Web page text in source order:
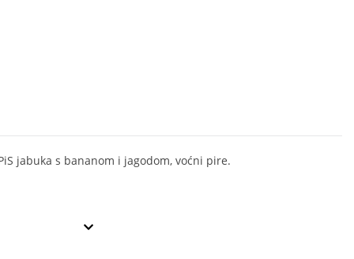
jabuka s bananom i jagodom, voćni pire.